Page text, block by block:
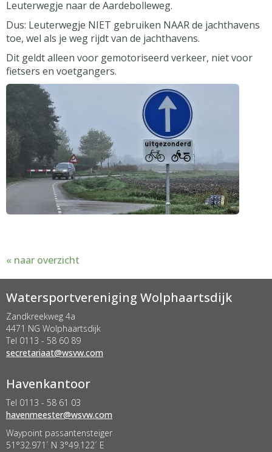
Leuterwegje naar de Aardebolleweg.
Dus: Leuterwegje NIET gebruiken NAAR de jachthavens
toe, wel als je weg rijdt van de jachthavens.
Dit geldt alleen voor gemotoriseerd verkeer, niet voor
fietsers en voetgangers.
« naar overzicht
Watersportvereniging Wolphaartsdijk
Zandkreekweg 4a
4471 NG Wolphaartsdijk
Tel 0113 - 58 60 89
taairaterces@wsvw.com
Havenkantoor
Tel 0113 - 58 61 03
retseemnevah@wsvw.com
Waypoint passantensteiger
51°32.971´ N 3°49.122´ E